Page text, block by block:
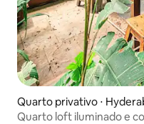
Quarto privativo ⋅
Quarto loft iluminado e